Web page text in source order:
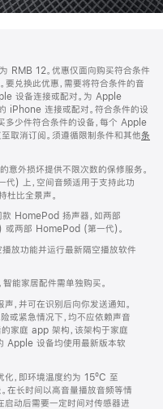
RMB 12。优惠仅面向购买符合条件
兑换此优惠，需要将符合条件的音
设备连接或配对。为 Apple
iPhone 连接或配对。符合条件的设
多少件符合条件的设备，每个 Apple
取消订阅。须遵循限制条件和其他条
外损坏提供不限次数的保修服务。
) 上，空间音频适用于支持此功
杜比全景声。
HomePod 扬声器，如两部
两部 HomePod (第一代)。
放功能并运行最新隔空播放软件
能家居配件需单独购买。
，并可在识别后向你发送通知。
或紧急情况下，均不应依赖声音
家庭 app 架构，该架构于家庭
Apple 设备均使用最新版本软
，即环境温度约为 15ºC 至
长时间以高音量播放音频等情
动后需要一定时间对传感器进